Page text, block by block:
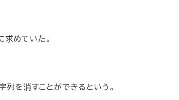
めていた。
を消すことができるという。